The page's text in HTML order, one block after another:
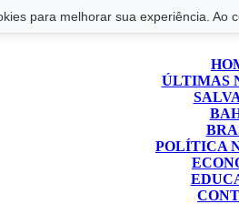
para melhorar sua experiência.
ÚLTIMAS
POLÍTICA